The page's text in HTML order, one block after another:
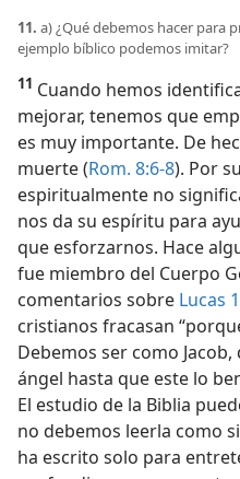
11. a) ¿Qué debemos hacer para
ejemplo bíblico podemos imitar?
11 Cuando hemos
mejorar, tenemos que
es muy importante. De
muerte (Rom. 8:6-8). Por
espiritualmente no
nos da su espíritu para
que esforzarnos. Hace
fue miembro del Cuerpo
comentarios sobre Lucas
cristianos fracasan
Debemos ser como
ángel hasta que este lo
El estudio de la Biblia
no debemos leerla como
ha escrito solo para